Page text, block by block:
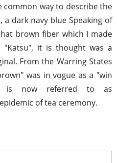
way to describe the
a dark navy blue Speaking of
brown fiber which I made
it is thought was a
From the Warring States
was in vogue as a "win
is now referred to as
of tea ceremony.